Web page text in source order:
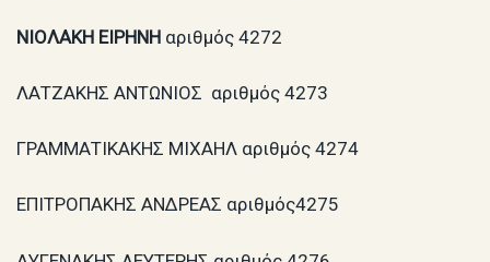
NΙΟΛΑΚΗ ΕΙΡΗΝΗ αριθμός 4272
ΛΑΤΖΑΚΗΣ ΑΝΤΩΝΙΟΣ αριθμός 4273
ΓΡΑΜΜΑΤΙΚΑΚΗΣ ΜΙΧΑΗΛ αριθμός 4274
ΕΠΙΤΡΟΠΑΚΗΣ ΑΝΔΡΕΑΣ αριθμός4275